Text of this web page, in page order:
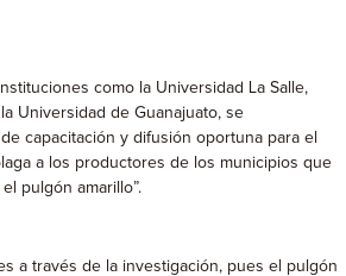
como la Universidad La Salle,
Universidad de Guanajuato, se
capacitación y difusión oportuna para el
a los productores de los municipios que
pulgón amarillo”.
a través de la investigación, pues el pulgón